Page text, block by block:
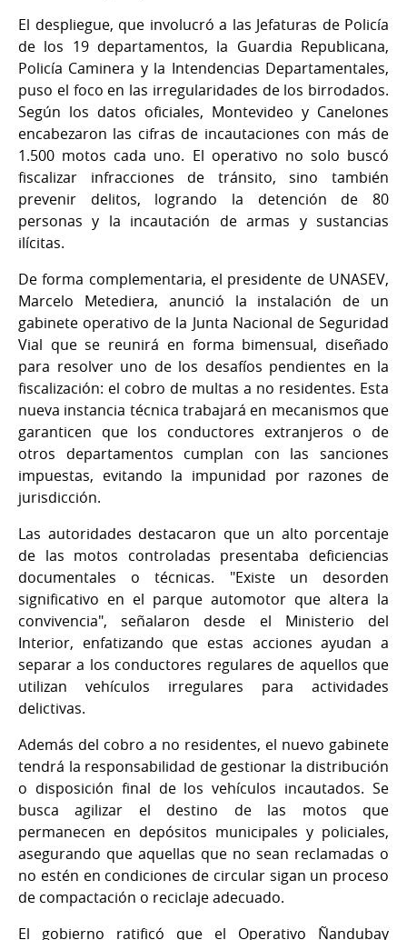
El despliegue, que involucró a las Jefaturas de Policía
de los 19 departamentos, la Guardia Republicana,
Policía Caminera y la Intendencias Departamentales,
puso el foco en las irregularidades de los birrodados.
Según los datos oficiales, Montevideo y Canelones
encabezaron las cifras de incautaciones con más de
1.500 motos cada uno. El operativo no solo buscó
fiscalizar infracciones de tránsito, sino también
prevenir delitos, logrando la detención de 80
personas y la incautación de armas y sustancias
ilícitas.
De forma complementaria, el presidente de UNASEV,
Marcelo Metediera, anunció la instalación de un
gabinete operativo de la Junta Nacional de Seguridad
Vial que se reunirá en forma bimensual, diseñado
para resolver uno de los desafíos pendientes en la
fiscalización: el cobro de multas a no residentes. Esta
nueva instancia técnica trabajará en mecanismos que
garanticen que los conductores extranjeros o de
otros departamentos cumplan con las sanciones
impuestas, evitando la impunidad por razones de
jurisdicción.
Las autoridades destacaron que un alto porcentaje
de las motos controladas presentaba deficiencias
documentales o técnicas. "Existe un desorden
significativo en el parque automotor que altera la
convivencia", señalaron desde el Ministerio del
Interior, enfatizando que estas acciones ayudan a
separar a los conductores regulares de aquellos que
utilizan vehículos irregulares para actividades
delictivas.
Además del cobro a no residentes, el nuevo gabinete
tendrá la responsabilidad de gestionar la distribución
o disposición final de los vehículos incautados. Se
busca agilizar el destino de las motos que
permanecen en depósitos municipales y policiales,
asegurando que aquellas que no sean reclamadas o
no estén en condiciones de circular sigan un proceso
de compactación o reciclaje adecuado.
El gobierno ratificó que el Operativo Ñandubay